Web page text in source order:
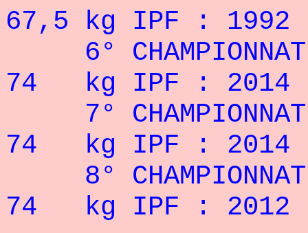
67,5 kg IPF : 1992
6°
74 kg IPF : 2014
7°
74 kg IPF : 2014
8°
74 kg IPF : 2012